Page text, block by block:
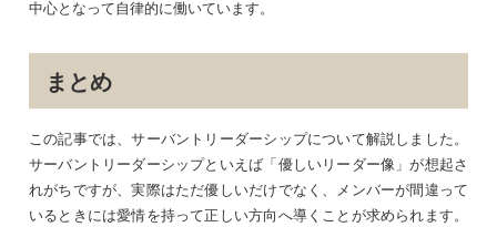
中心となって自律的に働いています。
まとめ
この記事では、サーバントリーダーシップについて解説しました。
サーバントリーダーシップといえば「優しいリーダー像」が想起さ
れがちですが、実際はただ優しいだけでなく、メンバーが間違って
いるときには愛情を持って正しい方向へ導くことが求められます。